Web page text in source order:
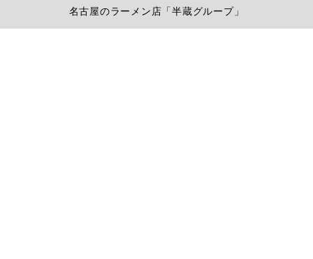
名古屋のラーメン店「半蔵グループ」